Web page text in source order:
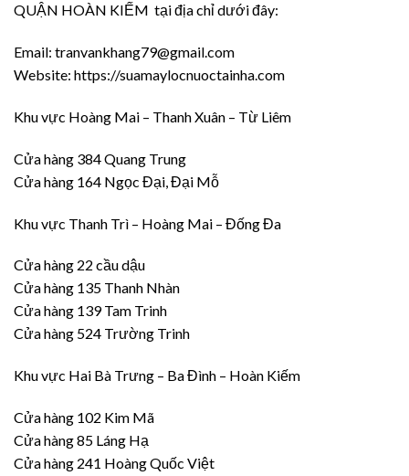
QUẬN HOÀN KIẾM tại địa chỉ dưới đây:
Email: tranvankhang79@gmail.com
Website: https://suamaylocnuoctainha.com
Khu vực Hoàng Mai – Thanh Xuân – Từ Liêm
Cửa hàng 384 Quang Trung
Cửa hàng 164 Ngọc Đại, Đại Mỗ
Khu vực Thanh Trì – Hoàng Mai – Đống Đa
Cửa hàng 22 cầu dậu
Cửa hàng 135 Thanh Nhàn
Cửa hàng 139 Tam Trinh
Cửa hàng 524 Trường Trinh
Khu vực Hai Bà Trưng – Ba Đình – Hoàn Kiếm
Cửa hàng 102 Kim Mã
Cửa hàng 85 Láng Hạ
Cửa hàng 241 Hoàng Quốc Việt